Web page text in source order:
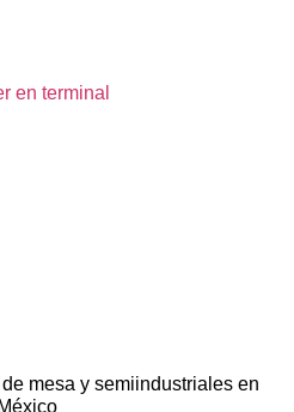
mesa y semiindustriales en
México